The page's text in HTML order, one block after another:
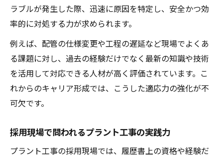
ラブルが発生した際、迅速に原因を特定し、安全かつ効
率的に対処する力が求められます。
例えば、配管の仕様変更や工程の遅延など現場でよくあ
る課題に対し、過去の経験だけでなく最新の知識や技術
を活用して対応できる人材が高く評価されています。こ
れからのキャリア形成では、こうした適応力の強化が不
可欠です。
採用現場で問われるプラント工事の実践力
プラント工事の採用現場では、履歴書上の資格や経験だ